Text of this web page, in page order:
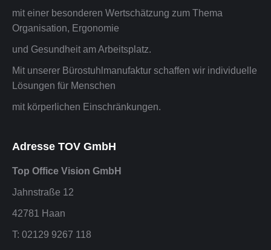
mit einer besonderen Wertschätzung zum Thema
Organisation, Ergonomie
und Gesundheit am Arbeitsplatz.
Mit unserer Bürostuhlmanufaktur schaffen wir individuelle
Lösungen für Menschen
mit körperlichen Einschränkungen.
Adresse TOV GmbH
Top Office Vision GmbH
Jahnstraße 12
42781 Haan
T: 02129 9267 118